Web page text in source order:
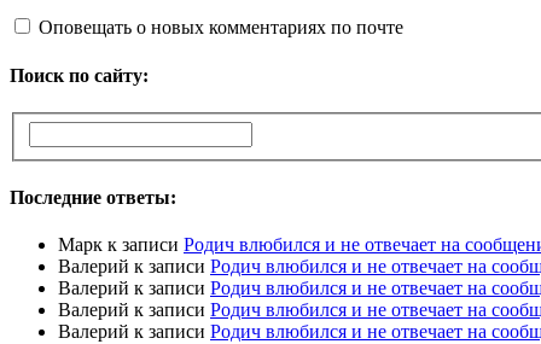
Оповещать о новых комментариях по почте
Поиск по сайту:
Последние ответы:
Марк к записи Родич влюбился и не отвечает на
Валерий к записи Родич влюбился и не отвечает на
Валерий к записи Родич влюбился и не отвечает на
Валерий к записи Родич влюбился и не отвечает на
Валерий к записи Родич влюбился и не отвечает на